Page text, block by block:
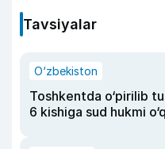
Tavsiyalar
O‘zbekiston
Toshkentda o‘pirilib
6 kishiga sud hukmi